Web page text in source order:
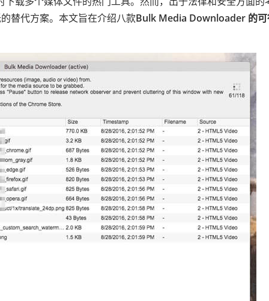
替代方案。本文旨在介绍八款Bulk Media Downloader 的可